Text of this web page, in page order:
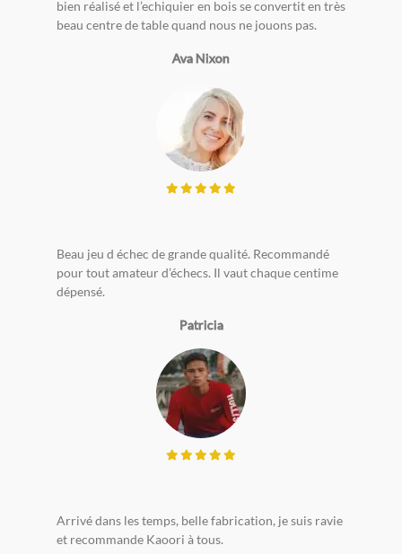
bien réalisé et l’echiquier en bois se convertit en très
beau centre de table quand nous ne jouons pas.
Ava Nixon
Beau jeu d échec de grande qualité. Recommandé
pour tout amateur d’échecs. Il vaut chaque centime
dépensé.
Patricia
Arrivé dans les temps, belle fabrication, je suis ravie
et recommande Kaoori à tous.